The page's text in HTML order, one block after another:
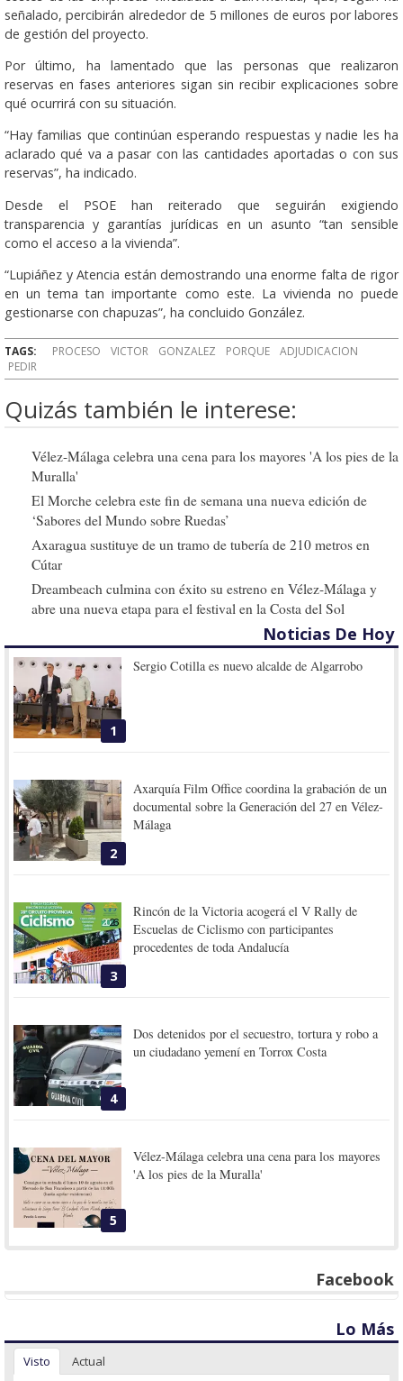
señalado, percibirán alrededor de 5 millones de euros por labores
de gestión del proyecto.
Por último, ha lamentado que las personas que realizaron
reservas en fases anteriores sigan sin recibir explicaciones sobre
qué ocurrirá con su situación.
“Hay familias que continúan esperando respuestas y nadie les ha
aclarado qué va a pasar con las cantidades aportadas o con sus
reservas”, ha indicado.
Desde el PSOE han reiterado que seguirán exigiendo
transparencia y garantías jurídicas en un asunto “tan sensible
como el acceso a la vivienda”.
“Lupiáñez y Atencia están demostrando una enorme falta de rigor
en un tema tan importante como este. La vivienda no puede
gestionarse con chapuzas”, ha concluido González.
TAGS: PROCESO VICTOR GONZALEZ PORQUE
ADJUDICACION
PEDIR
Quizás también le interese:
Vélez-Málaga celebra una cena para los mayores 'A los pies de la
Muralla'
El Morche celebra este fin de semana una nueva edición de
‘Sabores del Mundo sobre Ruedas’
Axaragua sustituye de un tramo de tubería de 210 metros en
Cútar
Dreambeach culmina con éxito su estreno en Vélez-Málaga y
abre una nueva etapa para el festival en la Costa del Sol
Noticias De Hoy
1
Sergio Cotilla es nuevo alcalde de Algarrobo
2
Axarquía Film Office coordina la grabación de un
documental sobre la Generación del 27 en Vélez-
Málaga
3
Rincón de la Victoria acogerá el V Rally de
Escuelas de Ciclismo con participantes
procedentes de toda Andalucía
4
Dos detenidos por el secuestro, tortura y robo a
un ciudadano yemení en Torrox Costa
5
Vélez-Málaga celebra una cena para los mayores
'A los pies de la Muralla'
Facebook
Lo Más
Visto Actual